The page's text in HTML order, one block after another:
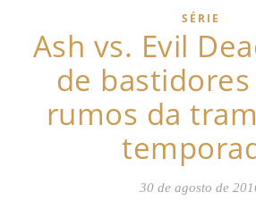
SÉRIE
Ash vs. Evil
de
rumos da
30 de agosto de